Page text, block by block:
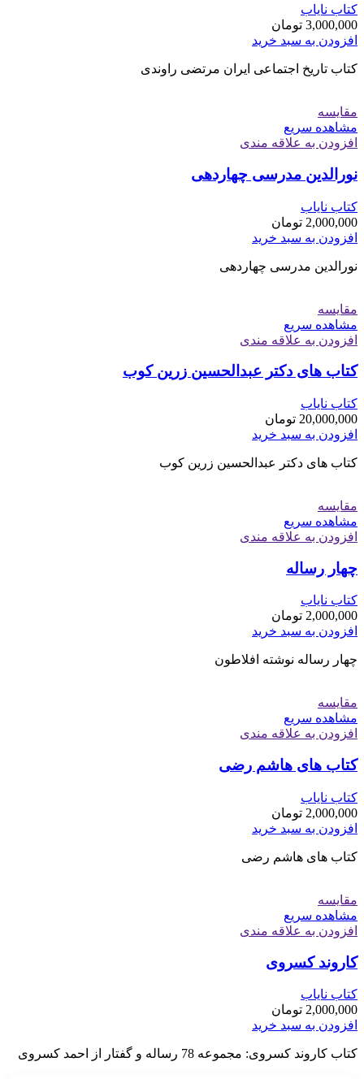
کتاب نایاب
3,000,000 تومان
افزودن به سبد خرید
کتاب تاریخ اجتماعی ایران مرتضی راوندی
مقایسه
مشاهده سریع
افزودن به علاقه مندی
نورالدین مدرسی چهاردهی
کتاب نایاب
2,000,000 تومان
افزودن به سبد خرید
نورالدین مدرسی چهاردهی
مقایسه
مشاهده سریع
افزودن به علاقه مندی
کتاب های دکتر عبدالحسین زرین کوب
کتاب نایاب
20,000,000 تومان
افزودن به سبد خرید
کتاب های دکتر عبدالحسین زرین کوب
مقایسه
مشاهده سریع
افزودن به علاقه مندی
چهار رساله
کتاب نایاب
2,000,000 تومان
افزودن به سبد خرید
چهار رساله نوشته افلاطون
مقایسه
مشاهده سریع
افزودن به علاقه مندی
کتاب های هاشم رضی
کتاب نایاب
2,000,000 تومان
افزودن به سبد خرید
کتاب های هاشم رضی
مقایسه
مشاهده سریع
افزودن به علاقه مندی
کاروند کسروی
کتاب نایاب
2,000,000 تومان
افزودن به سبد خرید
کتاب کاروند کسروی: مجموعه 78 رساله و گفتار از احمد کسروی